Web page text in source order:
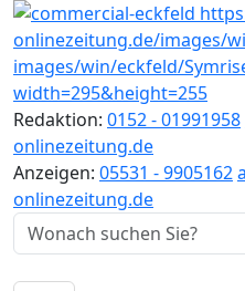
Redaktion: 0152 - 01991958
onlinezeitung.de
Anzeigen: 05531 - 9905162
onlinezeitung.de